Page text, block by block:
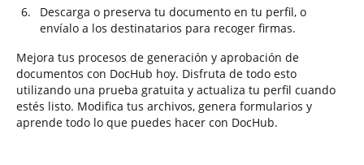
Descarga o preserva tu documento en tu perfil, o
envíalo a los destinatarios para recoger firmas.
Mejora tus procesos de generación y aprobación de
documentos con DocHub hoy. Disfruta de todo esto
utilizando una prueba gratuita y actualiza tu perfil cuando
estés listo. Modifica tus archivos, genera formularios y
aprende todo lo que puedes hacer con DocHub.